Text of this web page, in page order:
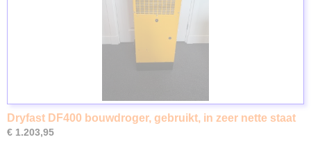
Dryfast DF400 bouwdroger, gebruikt, in zeer nette staat
€ 1.203,95